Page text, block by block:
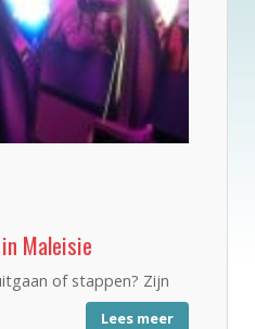
Maleisie
of stappen? Zijn
Lees meer